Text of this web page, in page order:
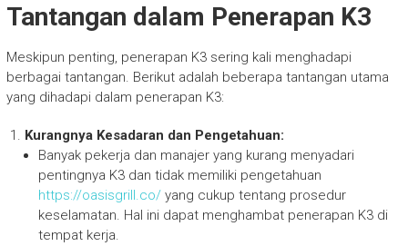
Tantangan dalam Penerapan K3
Meskipun penting, penerapan K3 sering kali menghadapi
berbagai tantangan. Berikut adalah beberapa tantangan utama
yang dihadapi dalam penerapan K3:
Kurangnya Kesadaran dan Pengetahuan:
Banyak pekerja dan manajer yang kurang menyadari
pentingnya K3 dan tidak memiliki pengetahuan
https://oasisgrill.co/yang cukup tentang prosedur
keselamatan. Hal ini dapat menghambat penerapan K3 di
tempat kerja.